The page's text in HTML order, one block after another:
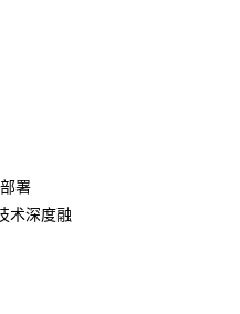
署
术深度融